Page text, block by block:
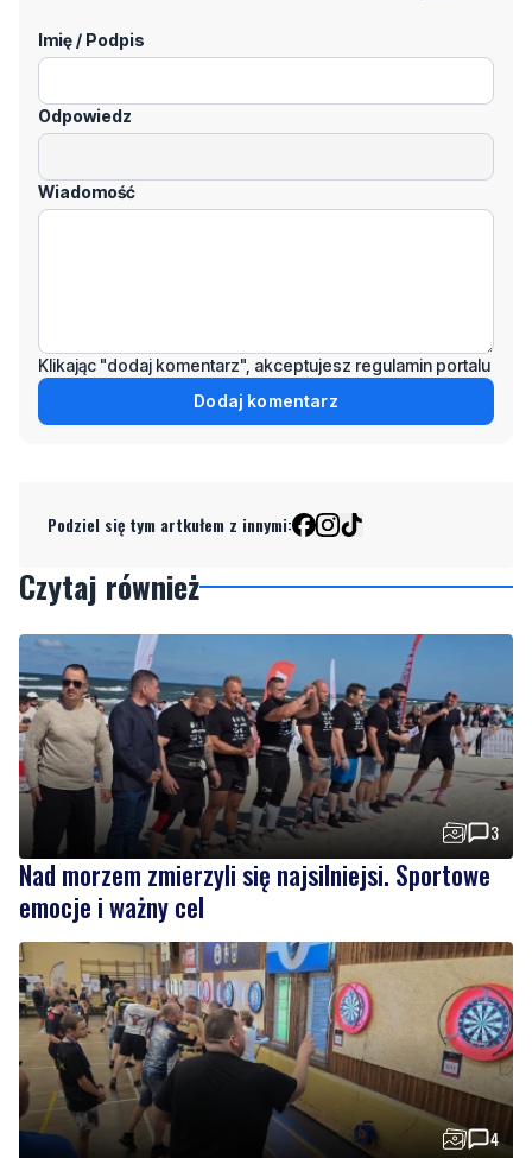
Imię / Podpis
Odpowiedz
Wiadomość
Klikając "dodaj komentarz", akceptujesz regulamin portalu
Dodaj komentarz
Podziel się tym artkułem z innymi:
Czytaj również
3
Nad morzem zmierzyli się najsilniejsi. Sportowe
emocje i ważny cel
4